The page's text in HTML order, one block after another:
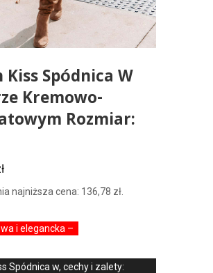
Spódnica W
Kremowo-
Rozmiar:
najniższa cena: 136,78 zł.
i elegancka –
Spódnica w, cechy i zalety: